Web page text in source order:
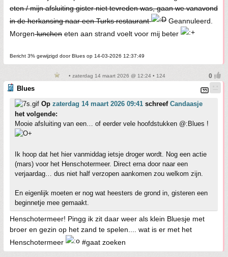
eten / mijn afsluiting gister niet tevreden was, gaan we vanavond
in de herkansing naar een Turks restaurant
Geannuleerd.
Morgenlunchen eten aan strand voelt voor mij beter
Bericht 3% gewijzigd door Blues op 14-03-2026 12:37:49
• zaterdag 14 maart 2026 @ 12:24 • 124
Blues
Op zaterdag 14 maart 2026 09:41 schreef Candaasje
het volgende:
Mooie afsluiting van een… of eerder vele hoofdstukken @:Blues !
Ik hoop dat het hier vanmiddag ietsje droger wordt. Nog een actie
(mars) voor het Henschotermeer. Direct erna door naar een
verjaardag… dus niet half verzopen aankomen zou welkom zijn.
En eigenlijk moeten er nog wat heesters de grond in, gisteren een
beginnetje mee gemaakt.
Henschotermeer! Pingg ik zit daar weer als klein Bluesje met
broer en gezin op het zand te spelen.... wat is er met het
Henschotermeer
#gaat zoeken